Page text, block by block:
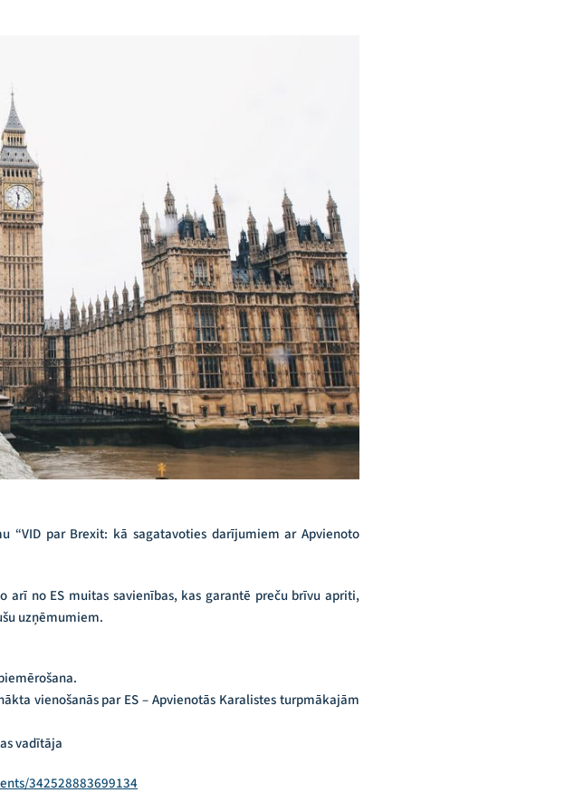
“VID par Brexit: kā sagatavoties darījumiem ar Apvienoto
arī no ES muitas savienības, kas garantē preču brīvu apriti,
uzņēmumiem.
vienošanās par ES – Apvienotās Karalistes turpmākajām
vadītāja
342528883699134